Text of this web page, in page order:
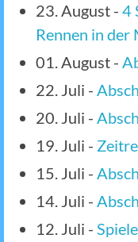
23. August - 4
Rennen in
01. August -
22. Juli -
20. Juli -
19. Juli -
15. Juli -
14. Juli -
12. Juli -